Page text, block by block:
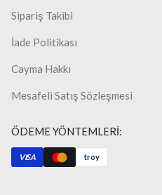
Sipariş Takibi
İade Politikası
Cayma Hakkı
Mesafeli Satış Sözleşmesi
ÖDEME YÖNTEMLERİ:
VISA troy